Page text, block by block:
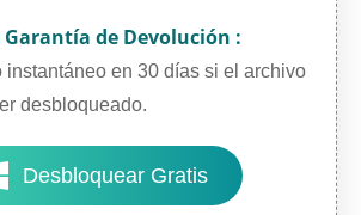
Garantía de Devolución :
instantáneo en 30 días si el archivo
desbloqueado.
Desbloquear Gratis